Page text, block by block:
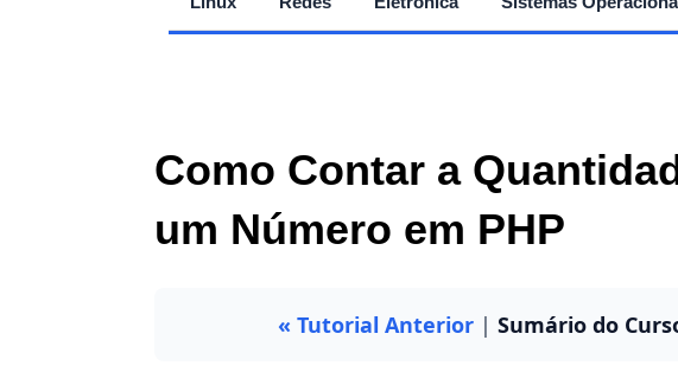
Como Contar a
um Número em PHP
« Tutorial Anterior| Sumário do